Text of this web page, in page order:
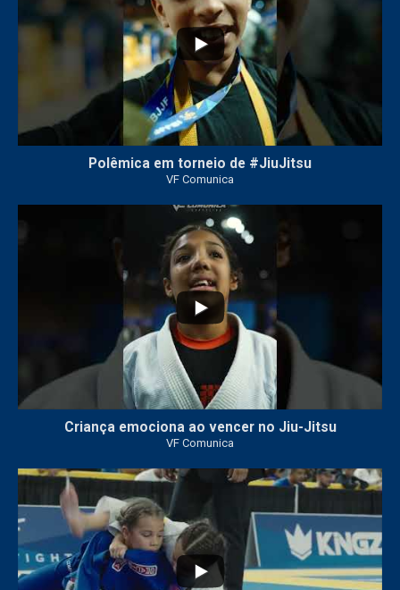
Polêmica em torneio de #JiuJitsu
VF Comunica
Criança emociona ao vencer no Jiu-Jitsu
VF Comunica
...